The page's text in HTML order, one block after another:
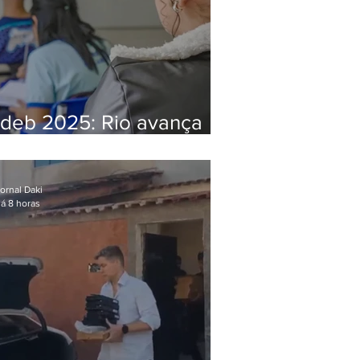
2025: Rio avança
da média nacional
Daki
8 horas